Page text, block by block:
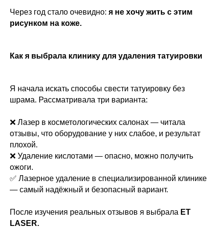
Через год стало очевидно: я не хочу жить с этим
рисунком на коже.
Как я выбрала клинику для удаления татуировки
Я начала искать способы свести татуировку без
шрама. Рассматривала три варианта:
❌ Лазер в косметологических салонах — читала
отзывы, что оборудование у них слабое, и результат
плохой.
❌ Удаление кислотами — опасно, можно получить
ожоги.
✅ Лазерное удаление в специализированной клинике
— самый надёжный и безопасный вариант.
После изучения реальных отзывов я выбрала ET
LASER.